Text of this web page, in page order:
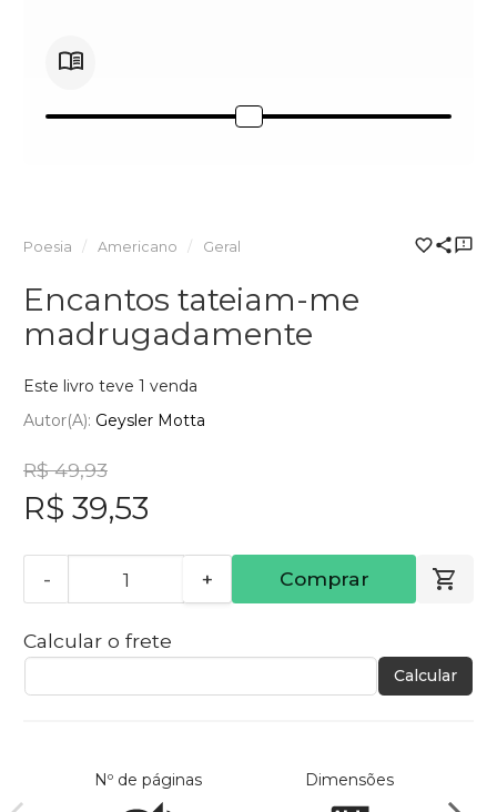
Poesia Americano Geral
Encantos tateiam-me
madrugadamente
Este livro teve 1 venda
Autor(a): Geysler Motta
R$ 49,93
R$ 39,53
- + Comprar
Calcular o frete
Calcular
Nº de páginas Dimensões